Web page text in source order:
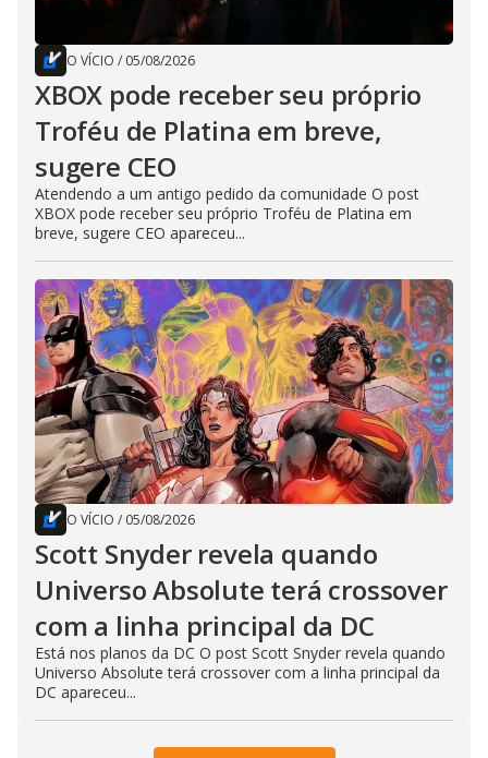
O VÍCIO / 05/08/2026
XBOX pode receber seu próprio
Troféu de Platina em breve,
sugere CEO
Atendendo a um antigo pedido da comunidade O post
XBOX pode receber seu próprio Troféu de Platina em
breve, sugere CEO apareceu...
O VÍCIO / 05/08/2026
Scott Snyder revela quando
Universo Absolute terá crossover
com a linha principal da DC
Está nos planos da DC O post Scott Snyder revela quando
Universo Absolute terá crossover com a linha principal da
DC apareceu...